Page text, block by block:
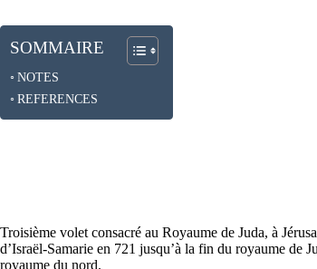
SOMMAIRE
NOTES
REFERENCES
Troisième volet consacré au Royaume de Juda, à
d’Israël-Samarie en 721 jusqu’à la fin du royaume de
royaume du nord.